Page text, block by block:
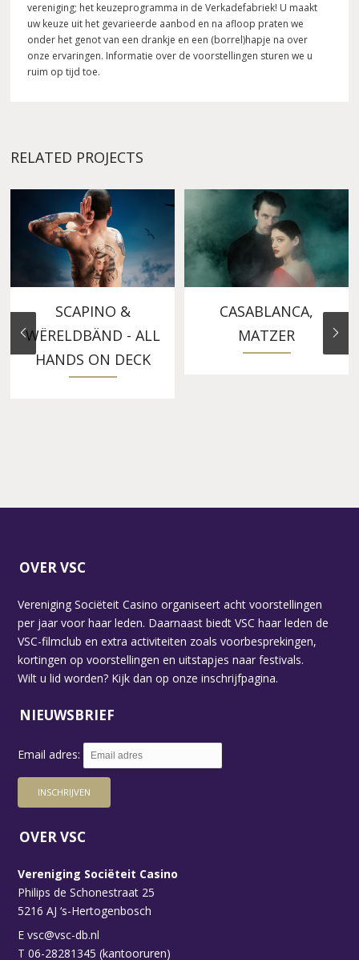
vereniging; het keuzeprogramma in de Verkadefabriek! U maakt
uw keuze uit het gevarieerde aanbod en na afloop praten we
onder het genot van een drankje en een (borrel)hapje na over
onze ervaringen. Informatie over de voorstellingen sturen we u
ruim op tijd toe.
RELATED PROJECTS
SCAPINO &
WËRELDBÄND - ALL
HANDS ON DECK
CASABLANCA,
MATZER
OVER VSC
Vereniging Sociëteit Casino organiseert acht voorstellingen
per jaar voor haar leden. Daarnaast biedt VSC haar leden de
VSC-filmclub en extra activiteiten zoals voorbesprekingen,
kortingen op voorstellingen en uitstapjes naar festivals.
Wilt u lid worden? Kijk dan oponze inschrijfpagina.
NIEUWSBRIEF
Email adres:
OVER VSC
Vereniging Sociëteit Casino
Philips de Schonestraat 25
5216 AJ ‘s-Hertogenbosch
Evsc@vsc-db.nl
T 06-28281345 (kantooruren)